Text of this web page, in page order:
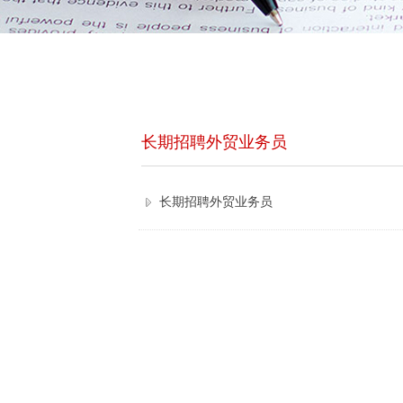
长期招聘外贸业务员
长期招聘外贸业务员